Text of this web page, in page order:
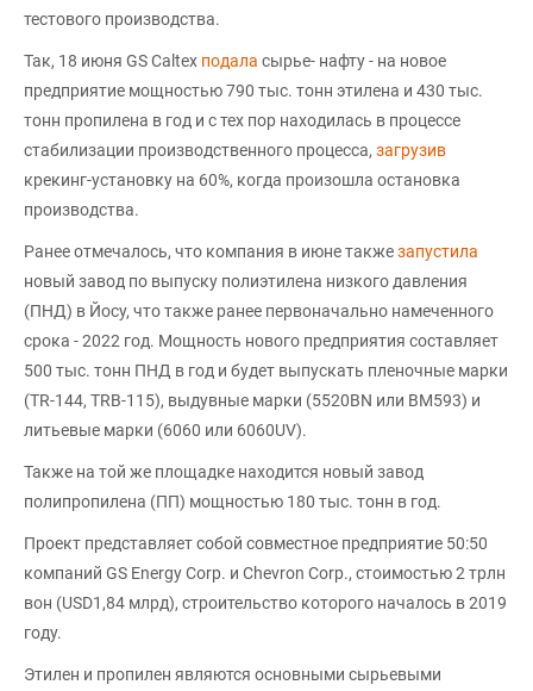
тестового производства.
Так, 18 июня GS Caltex подала сырье- нафту - на новое
предприятие мощностью 790 тыс. тонн этилена и 430 тыс.
тонн пропилена в год и с тех пор находилась в процессе
стабилизации производственного процесса, загрузив
крекинг-установку на 60%, когда произошла остановка
производства.
Ранее отмечалось, что компания в июне такжезапустила
новый завод по выпуску полиэтилена низкого давления
(ПНД) в Йосу, что также ранее первоначально намеченного
срока - 2022 год. Мощность нового предприятия составляет
500 тыс. тонн ПНД в год и будет выпускать пленочные марки
(TR-144, TRB-115), выдувные марки (5520BN или BM593) и
литьевые марки (6060 или 6060UV).
Также на той же площадке находится новый завод
полипропилена (ПП) мощностью 180 тыс. тонн в год.
Проект представляет собой совместное предприятие 50:50
компаний GS Energy Corp. и Chevron Corp., стоимостью 2 трлн
вон (USD1,84 млрд), строительство которого началось в 2019
году.
Этилен и пропилен являются основными сырьевыми